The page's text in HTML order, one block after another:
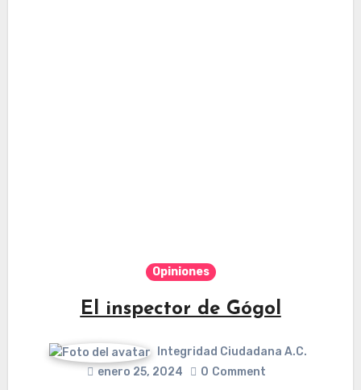
Opiniones
El inspector de Gógol
Integridad Ciudadana A.C.
enero 25, 2024
0 Comment